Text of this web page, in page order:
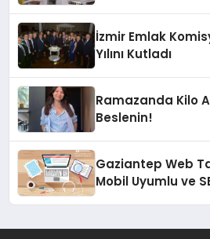
İzmir Emlak
Yılını Kutladı
Ramazanda Kilo
Beslenin!
Gaziantep Web
Mobil Uyumlu ve